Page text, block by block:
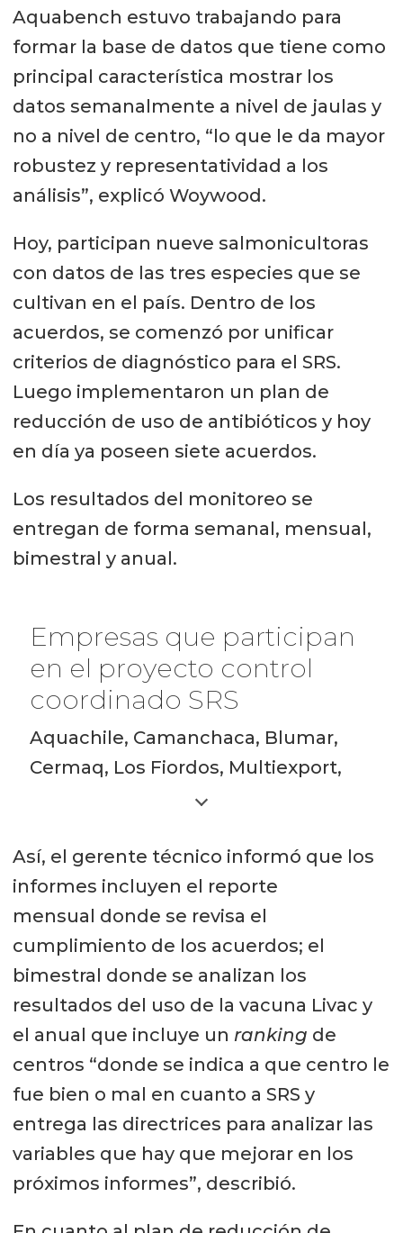
Aquabench estuvo trabajando para
formar la base de datos que tiene como
principal característica mostrar los
datos semanalmente a nivel de jaulas y
no a nivel de centro, “lo que le da mayor
robustez y representatividad a los
análisis”, explicó Woywood.
Hoy, participan nueve salmonicultoras
con datos de las tres especies que se
cultivan en el país. Dentro de los
acuerdos, se comenzó por unificar
criterios de diagnóstico para el SRS.
Luego implementaron un plan de
reducción de uso de antibióticos y hoy
en día ya poseen siete acuerdos.
Los resultados del monitoreo se
entregan de forma semanal, mensual,
bimestral y anual.
Empresas que participan
en el proyecto control
coordinado SRS
Aquachile, Camanchaca, Blumar,
Cermaq, Los Fiordos, Multiexport,
Salmones Friosur, Yadrán y
Así, el gerente técnico informó que los
informes incluyen el reporte
mensual donde se revisa el
cumplimiento de los acuerdos; el
bimestral donde se analizan los
resultados del uso de la vacuna Livac y
el anual que incluye un ranking de
centros “donde se indica a que centro le
fue bien o mal en cuanto a SRS y
entrega las directrices para analizar las
variables que hay que mejorar en los
próximos informes”, describió.